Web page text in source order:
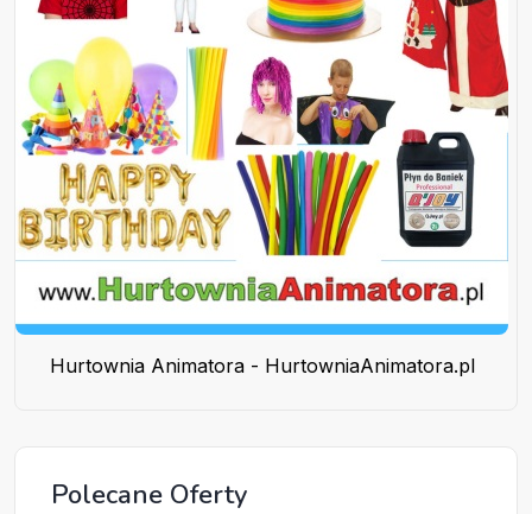
Hurtownia Animatora - HurtowniaAnimatora.pl
Polecane Oferty